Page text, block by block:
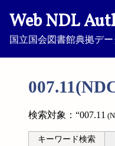
Web NDL
国立国会図書館典拠デ
検索対象：“007.11
キーワード検索